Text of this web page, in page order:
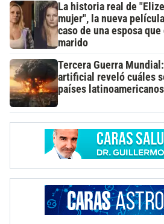
La historia real de
mujer", la nueva
caso de una esposa
marido
Tercera Guerra
artificial reveló cuáles
países